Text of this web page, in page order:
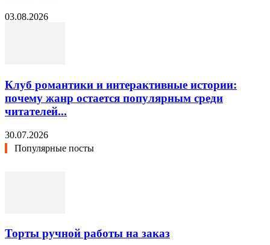
03.08.2026
Клуб романтики и интерактивные истории:
почему жанр остается популярным среди
читателей...
30.07.2026
Популярные посты
Торты ручной работы на заказ